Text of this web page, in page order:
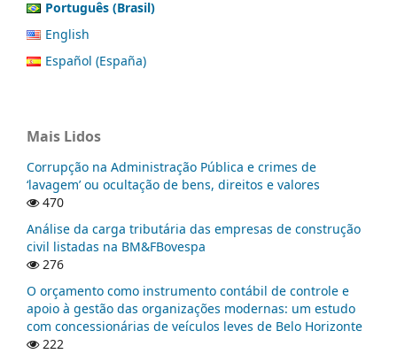
Português (Brasil)
English
Español (España)
Mais Lidos
Corrupção na Administração Pública e crimes de
‘lavagem’ ou ocultação de bens, direitos e valores
470
Análise da carga tributária das empresas de construção
civil listadas na BM&FBovespa
276
O orçamento como instrumento contábil de controle e
apoio à gestão das organizações modernas: um estudo
com concessionárias de veículos leves de Belo Horizonte
222